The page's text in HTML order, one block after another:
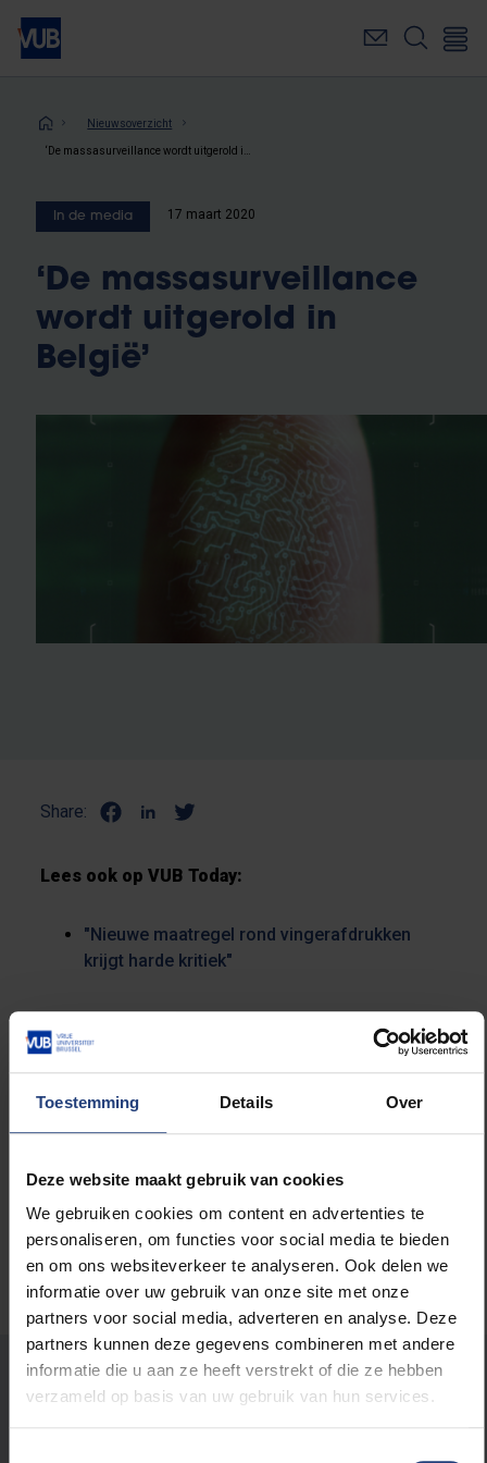
Toestemming Details Over
Deze website maakt gebruik van cookies
We gebruiken cookies om content en advertenties te
personaliseren, om functies voor social media te bieden
en om ons websiteverkeer te analyseren. Ook delen we
informatie over uw gebruik van onze site met onze
partners voor social media, adverteren en analyse. Deze
partners kunnen deze gegevens combineren met andere
informatie die u aan ze heeft verstrekt of die ze hebben
verzameld op basis van uw gebruik van hun services.
Overslaan
naar
inhoudKruimelpad
Nieuwsoverzicht
In de media 17 maart 2020
‘De massasurveillance
wordt uitgerold in
België’
Share:
Lees ook op VUB Today:
"Nieuwe maatregel rond vingerafdrukken
krijgt harde kritiek"
Lees meer over:
Stond er een fout op deze pagina?